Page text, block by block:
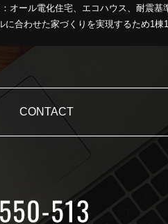
オール電化住宅、エコハウス、耐震
合わせた家づくりを実現するため1棟
CONTACT